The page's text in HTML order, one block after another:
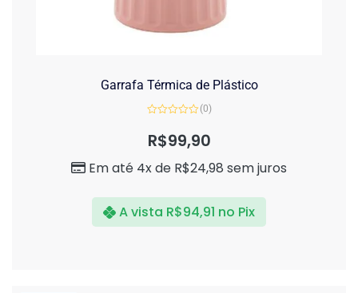
Garrafa Térmica de Plástico
de
(0)
R$99,90
Em até 4x de R$24,98 sem juros
A vista R$94,91 no Pix